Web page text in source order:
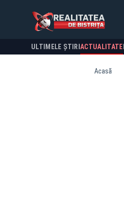
ULTIMELE ȘTIRI ACTUALITATE
Acasă